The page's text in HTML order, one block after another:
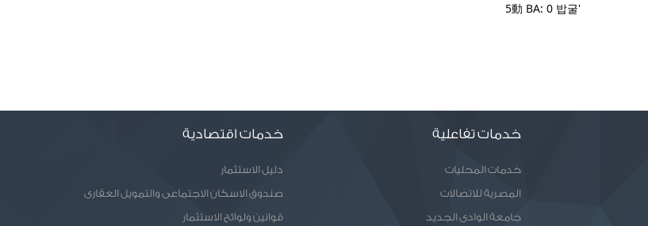
خدمات تفاعلية
خدمات المحليات
المصرية للاتصالات
جامعة الوادى الجديد
خدمات اقتصادية
دليل الاستثمار
صندوق الاسكان الاجتماعى والتمويل العقارى
قوانين ولوائح الاستثمار